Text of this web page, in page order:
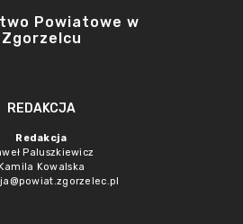
Powiatowe w
Zgorzelcu
REDAKCJA
Redakcja
Paluszkiewicz
Kamila Kowalska